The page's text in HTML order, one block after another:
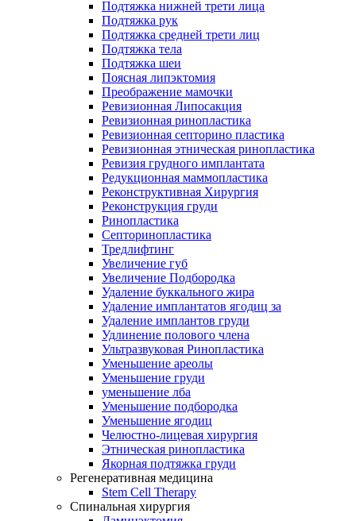
Подтяжка нижней трети лица
Подтяжка рук
Подтяжка средней трети лиц
Подтяжка тела
Подтяжка шеи
Поясная липэктомия
Преображение мамочки
Ревизионная Липосакция
Ревизионная ринопластика
Ревизионная септорино пластика
Ревизионная этническая ринопластика
Ревизия грудного имплантата
Редукционная маммопластика
Реконструктивная Хирургия
Реконструкция груди
Ринопластика
Септоринопластика
Тредлифтинг
Увеличение губ
Увеличение Подбородка
Удаление буккального жира
Удаление имплантатов ягодиц за
Удаление имплантов груди
Удлинение полового члена
Ультразвуковая Ринопластика
Уменьшение ареолы
Уменьшение груди
уменьшение лба
Уменьшение подбородка
Уменьшение ягодиц
Челюстно-лицевая хирургия
Этническая ринопластика
Якорная подтяжка груди
Регенеративная медицина
Stem Cell Therapy
Спинальная хирургия